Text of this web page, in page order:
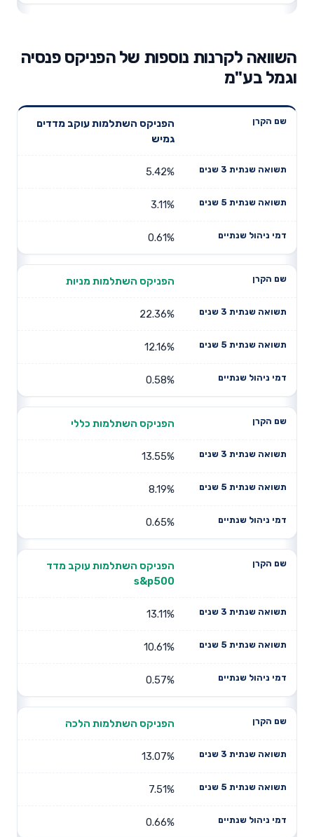
השוואה לקרנות נוספות של הפניקס פנסיה
וגמל בע"מ
שנתית 3
תשואה
דמי ניהול
הפניקס השתלמות עוקב מדדים
גמיש
5.42%
3.11%
0.61%
הפניקס השתלמות מניות
22.36%
12.16%
0.58%
הפניקס השתלמות כללי
13.55%
8.19%
0.65%
הפניקס השתלמות עוקב מדד
s&p500
13.11%
10.61%
0.57%
הפניקס השתלמות הלכה
13.07%
7.51%
0.66%